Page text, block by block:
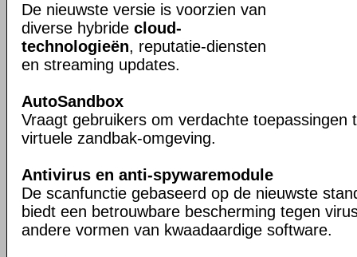
De nieuwste versie is voorzien van
diverse hybride cloud-
technologieën, reputatie-diensten
en streaming updates.
AutoSandbox
Vraagt gebruikers om verdachte toepassingen
virtuele zandbak-omgeving.
Antivirus en anti-spywaremodule
De scanfunctie gebaseerd op de nieuwste
biedt een betrouwbare bescherming tegen
andere vormen van kwaadaardige software.